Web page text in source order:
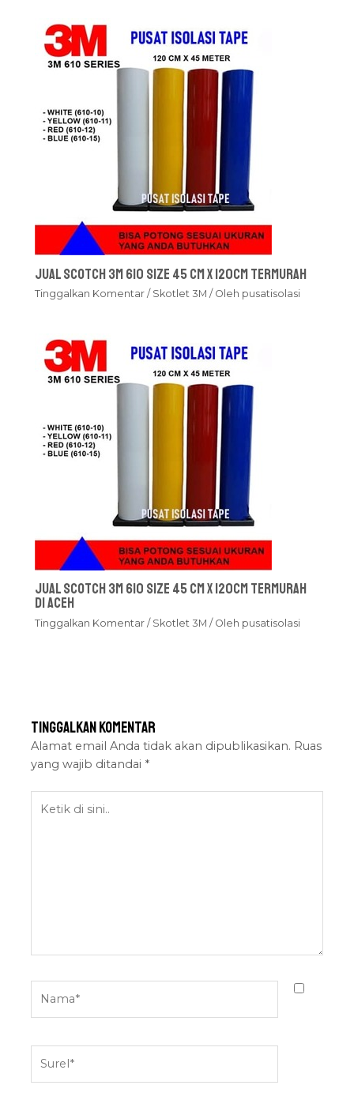
Jual Scotch 3M 610 Size 45 cm x 120cm Termurah
Tinggalkan Komentar / Skotlet 3M / Oleh pusatisolasi
Jual Scotch 3M 610 Size 45 cm x 120cm Termurah
Di Aceh
Tinggalkan Komentar / Skotlet 3M / Oleh pusatisolasi
Tinggalkan Komentar
Alamat email Anda tidak akan dipublikasikan. Ruas
yang wajib ditandai *